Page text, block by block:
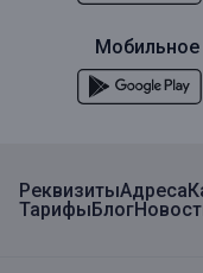
РеквизитыАдреса
ТарифыБлог
Мобильное